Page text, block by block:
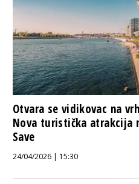
Otvara se vidikovac na
Nova turistička atrakcija
Save
24/04/2026 | 15:30